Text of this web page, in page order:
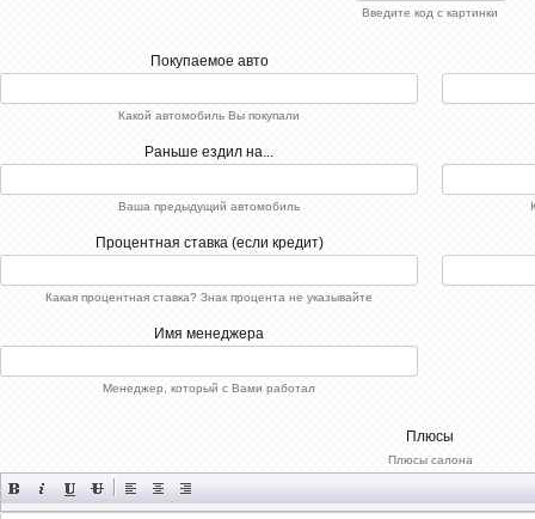
11-
Введите код с картинки
Покупаемое авто
Какой автомобиль Вы покупали
Раньше ездил на...
Ваша предыдущий автомобиль
Процентная ставка (если кредит)
Какая процентная ставка? Знак процента не указывайте
Имя менеджера
Менеджер, который с Вами работал
Плюсы
Плюсы салона